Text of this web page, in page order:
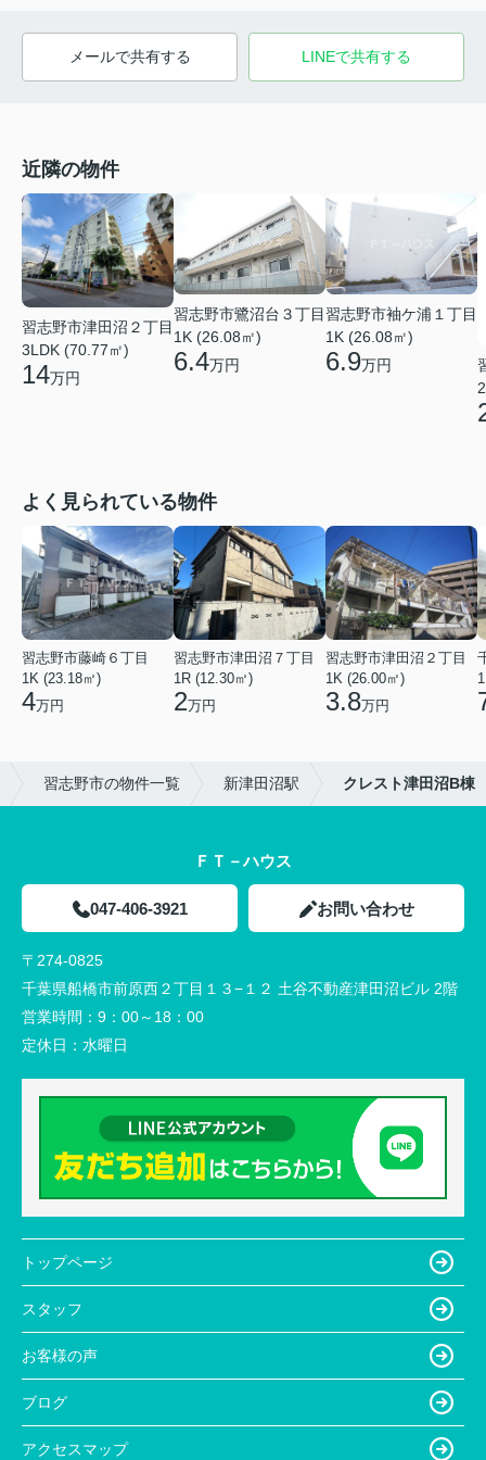
メールで共有する LINEで共有する
近隣の物件
習志野市津田沼２丁目
3LDK (70.77㎡)
14万円
習志野市鷺沼台３丁目
1K (26.08㎡)
6.4万円
習志野市袖ケ浦１丁目
1K (26.08㎡)
6.9万円
よく見られている物件
習志野市藤崎６丁目
1K (23.18㎡)
4万円
習志野市津田沼７丁目
1R (12.30㎡)
2万円
習志野市津田沼２丁目
1K (26.00㎡)
3.8万円
習志野市の物件一覧 新津田沼駅 クレスト津田沼B棟
ＦＴ－ハウス
047-406-3921 お問い合わせ
〒274-0825
千葉県船橋市前原西２丁目１３−１２ 土谷不動産津田沼ビル 2階
営業時間： 9：00～18：00
定休日： 水曜日
トップページ
スタッフ
お客様の声
ブログ
アクセスマップ